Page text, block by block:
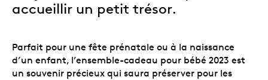
accueillir un petit trésor.
Parfait pour une fête prénatale ou à la naissance
d’un enfant, l’ensemble-cadeau pour bébé 2023 est
un souvenir précieux qui saura préserver pour les